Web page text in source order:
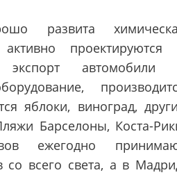
развита
проектируются
автомобили
яблоки, виноград,
Барселоны, Коста-
ежегодно
со всего света, а в